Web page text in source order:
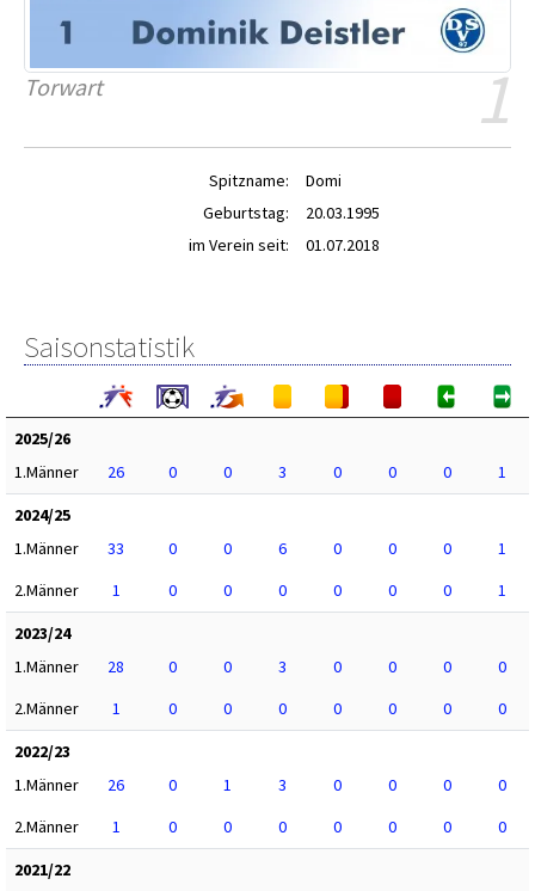
1
Torwart
Spitzname:
Domi
Geburtstag:
20.03.1995
im Verein seit:
01.07.2018
Saisonstatistik
2025/26
1.Männer
26 0 0 3 0 0 0
1
2024/25
1.Männer
33 0 0 6 0 0 0
1
2.Männer
1 0 0 0 0 0 0
1
2023/24
1.Männer
28 0 0 3 0 0 0
0
2.Männer
1 0 0 0 0 0 0
0
2022/23
1.Männer
26 0 1 3 0 0 0
0
2.Männer
1 0 0 0 0 0 0
0
2021/22